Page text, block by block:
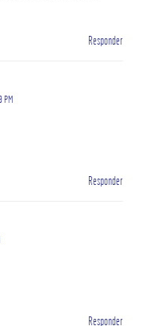
Responder
PM
Responder
Responder